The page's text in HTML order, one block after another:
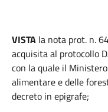
VISTA la nota prot. n.
acquisita al protocollo
con la quale il
alimentare e delle
decreto in epigrafe;